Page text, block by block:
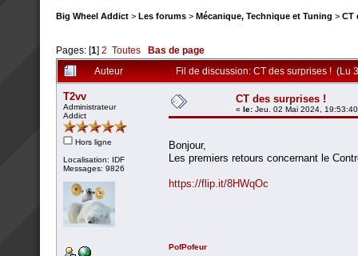
Big Wheel Addict > Les forums > Mécanique, Technique et Tuning > CT
Pages: [1] 2 Toutes
Bas de page
Auteur
Fil de discussion: CT des surprises ! (Lu
T2vv
Administrateur
Addict
Hors ligne
Localisation: IDF
Messages: 9826
CT des surprises !
« le: Jeu. 02 Mai 2024,
Bonjour,
Les premiers retours concernant le
https://flip.it/8HWqOc
PofPofeur